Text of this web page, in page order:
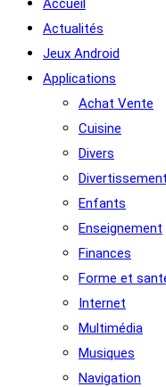
Accueil
Actualités
Jeux Android
Applications
Achat Vente
Cuisine
Divers
Enfants
Enseignement
Finances
Forme et
Internet
Multimédia
Musiques
Navigation